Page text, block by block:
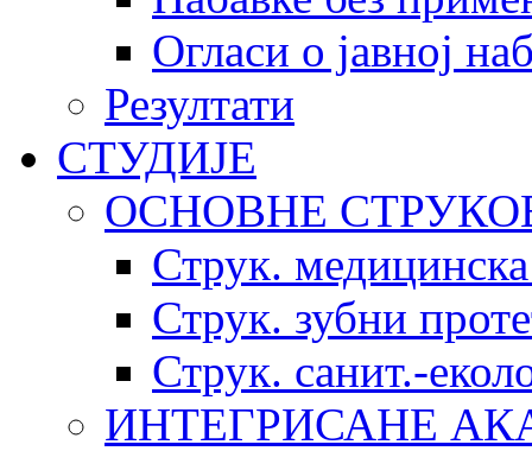
Огласи о јавној
Резултати
СТУДИЈЕ
ОСНОВНЕ
Струк. медицинска
Струк. зубни
Струк. санит.-
ИНТЕГРИСАНЕ